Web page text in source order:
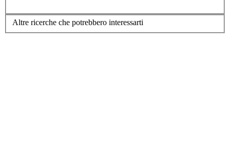
Altre ricerche che potrebbero interessarti